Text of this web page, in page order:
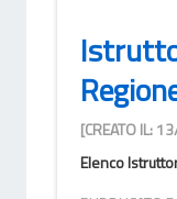
[CREATO IL:
Elenco